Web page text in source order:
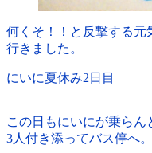
何くそ！！と反撃する元
行きました。
にいに夏休み2日目
この日もにいにが乗ら
3人付き添ってバス停へ。